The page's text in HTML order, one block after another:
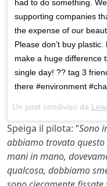
had to do something.
supporting companies
the expense of our
Please don’t buy
make a huge difference
single day! ?? tag 3
there #environment
Un post condiviso da
Speiga il pilota: “Sono
abbiamo trovato
mani in mano,
qualcosa, dobbiamo